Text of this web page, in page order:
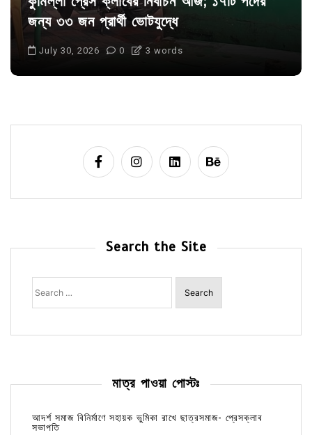
জন্য ৩৩ জন প্রার্থী ভোটযুদ্ধে
July 30, 2026 0 3 words
Search the Site
Search
for:
মাত্র পাওয়া পোস্টঃ
আদর্শ সমাজ বিনির্মাণে সহায়ক ভুমিকা রাখে ছাত্রসমাজ- প্রেসক্লাব
সভাপতি